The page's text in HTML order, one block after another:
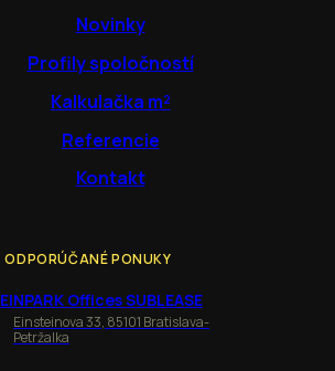
Novinky
Profily spoločností
Kalkulačka m²
Referencie
Kontakt
ODPORÚČANÉ PONUKY
EINPARK Offices SUBLEASE
Einsteinova 33, 85101 Bratislava-
Petržalka